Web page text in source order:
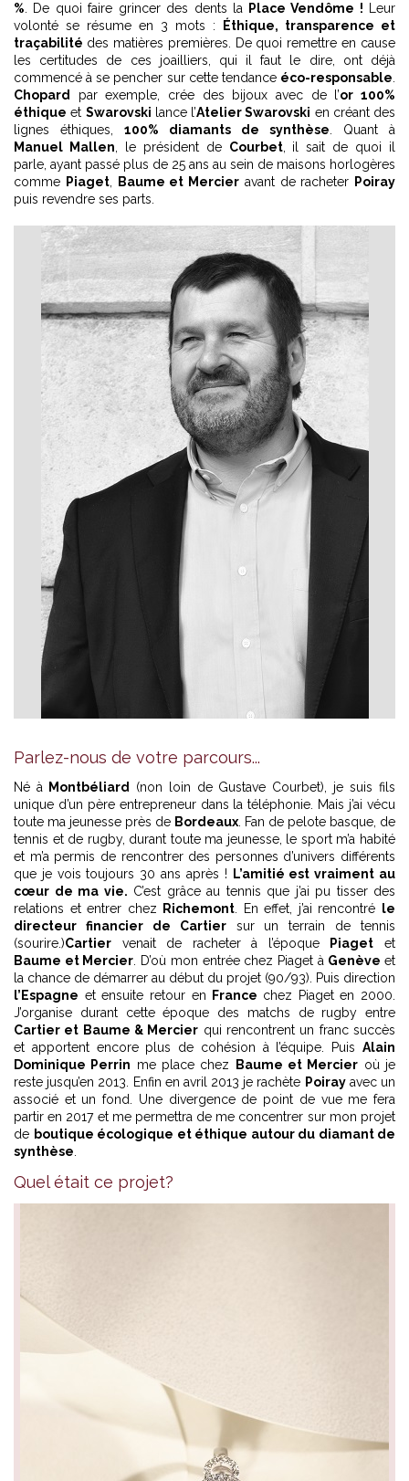
% . De quoi faire grincer des dents la Place Vendôme ! Leur
volonté se résume en 3 mots :
Éthique, transparence et
traçabilité des matières premières. De quoi remettre en cause
les certitudes de ces joailliers, qui il faut le dire, ont déjà
commencé à se pencher sur cette tendance éco-responsable
Chopard
par exemple, crée des bijoux avec de l’or 100%
éthique et Swarovski lance l’Atelier Swarovski en créant des
lignes éthiques, 100% diamants de synthèse . Quant à
Manuel Mallen , le président de Courbet, il sait de quoi il
parle, ayant passé plus de 25 ans au sein de maisons horlogères
comme Piaget, Baume et Mercier avant de racheter Poiray
puis revendre ses parts.
Parlez-nous de votre parcours...
Né à Montbéliard
(non loin de Gustave Courbet), je suis fils
unique d’un père entrepreneur dans la téléphonie. Mais j’ai vécu
toute ma jeunesse près de Bordeaux . Fan de pelote basque, de
tennis et de rugby, durant toute ma jeunesse, le sport m’a habité
et m’a permis de rencontrer des personnes d’univers différents
que je vois toujours 30 ans après !
L’amitié est vraiment au
cœur de ma vie. C’est grâce au tennis que j’ai pu tisser des
relations et entrer chez
Richemont . En effet, j’ai rencontré
le
directeur financier de Cartiersur un terrain de tennis
(sourire.)Cartier venait de racheter à l’époque Piaget et
Baume et Mercier . D’où mon entrée chez Piaget à Genèveet
la chance de démarrer au début du projet (90/93). Puis direction
l’Espagne et ensuite retour en France chez Piaget en 2000.
J’organise durant cette époque des matchs de rugby entre
Cartier et Baume & Mercier qui rencontrent un franc succès
et apportent encore plus de cohésion à l’équipe. Puis Alain
Dominique Perrin me place chez Baume et Mercier où je
reste jusqu’en 2013. Enfin en avril 2013 je rachète Poirayavec un
associé et un fond. Une divergence de point de vue me fera
partir en 2017 et me permettra de me concentrer sur mon projet
de boutique écologique et éthique autour du diamant de
synthèse
Quel était ce projet?